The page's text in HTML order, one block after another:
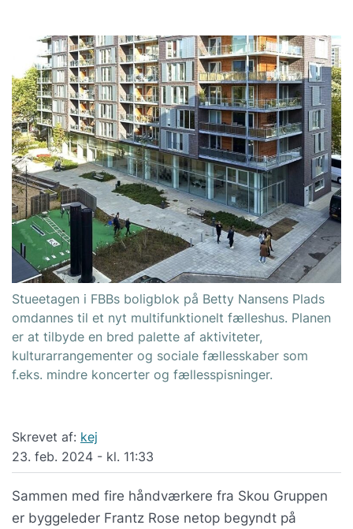
Stueetagen i FBBs boligblok på Betty Nansens Plads
omdannes til et nyt multifunktionelt fælleshus. Planen
er at tilbyde en bred palette af aktiviteter,
kulturarrangementer og sociale fællesskaber som
f.eks. mindre koncerter og fællesspisninger.
Skrevet af: kej
23. feb. 2024 - kl. 11:33
Sammen med fire håndværkere fra Skou Gruppen
er byggeleder Frantz Rose netop begyndt på